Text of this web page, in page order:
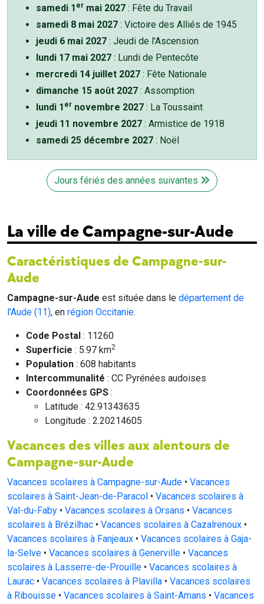
samedi 1 er mai 2027 : Fête du Travail
samedi 8 mai 2027 : Victoire des Alliés de 1945
jeudi 6 mai 2027 : Jeudi de l'Ascension
lundi 17 mai 2027 : Lundi de Pentecôte
mercredi 14 juillet 2027 : Fête Nationale
dimanche 15 août 2027 : Assomption
lundi 1 er novembre 2027 : La Toussaint
jeudi 11 novembre 2027 : Armistice de 1918
samedi 25 décembre 2027 : Noël
Jours fériés des années suivantes
La ville de Campagne-sur-Aude
Caractéristiques de Campagne-sur-
Aude
Campagne-sur-Aude est située dans le département de
l’Aude (11), en région Occitanie.
Code Postal : 11260
Superficie : 5.97 km2
Population : 608 habitants
Intercommunalité : CC Pyrénées audoises
Coordonnées GPS :
Latitude : 42.91343635
Longitude : 2.20214605
Vacances des villes aux alentours de
Campagne-sur-Aude
Vacances scolaires à Campagne-sur-Aude • Vacances
scolaires à Saint-Jean-de-Paracol • Vacances scolaires à
Val-du-Faby • Vacances scolaires à Orsans • Vacances
scolaires à Brézilhac • Vacances scolaires à Cazalrenoux •
Vacances scolaires à Fanjeaux • Vacances scolaires à Gaja-
la-Selve • Vacances scolaires à Generville • Vacances
scolaires à Lasserre-de-Prouille • Vacances scolaires à
Laurac • Vacances scolaires à Plavilla • Vacances scolaires
à Ribouisse • Vacances scolaires à Saint-Amans • Vacances